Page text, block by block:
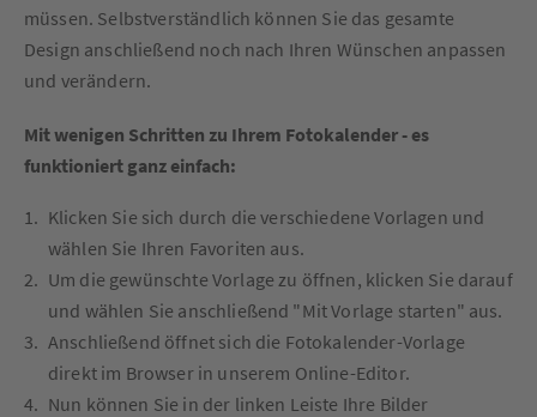
müssen. Selbstverständlich können Sie das gesamte
Design anschließend noch nach Ihren Wünschen anpassen
und verändern.
Mit wenigen Schritten zu Ihrem Fotokalender - es
funktioniert ganz einfach:
Klicken Sie sich durch die verschiedene Vorlagen und
wählen Sie Ihren Favoriten aus.
Um die gewünschte Vorlage zu öffnen, klicken Sie darauf
und wählen Sie anschließend "Mit Vorlage starten" aus.
Anschließend öffnet sich die Fotokalender-Vorlage
direkt im Browser in unserem Online-Editor.
Nun können Sie in der linken Leiste Ihre Bilder